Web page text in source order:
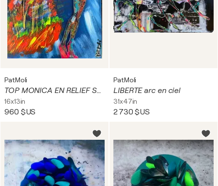
PatMoli
TOP MONICA EN RELIEF SUR TOILE 2
16x13in
960 $US
PatMoli
LIBERTE arc en ciel
31x47in
2 730 $US